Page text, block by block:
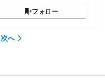
フォロー
次へ